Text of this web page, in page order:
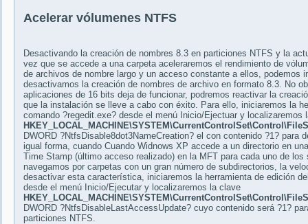
Acelerar vólumenes NTFS
Desactivando la creación de nombres 8.3 en particiones NTFS y la
vez que se accede a una carpeta aceleraremos el rendimiento de
de archivos de nombre largo y un acceso constante a ellos, podemos
desactivamos la creación de nombres de archivo en formato 8.3. No
aplicaciones de 16 bits deja de funcionar, podremos reactivar la
que la instalación se lleve a cabo con éxito. Para ello, iniciaremos la
comando ?regedit.exe? desde el menú Inicio/Ejectuar y localizaremos
DWORD ?NtfsDisable8dot3NameCreation? el con contenido ?1?
igual forma, cuando Cuando Widnows XP accede a un directorio en
Time Stamp (último acceso realizado) en la MFT para cada uno de
navegamos por carpetas con un gran número de subdirectorios, la
desactivar esta característica, iniciaremos la herramienta de edición
desde el menú Inicio/Ejecutar y localizaremos la clave
DWORD ?NtfsDisableLastAccessUpdate? cuyo contenido será ?1?
particiones NTFS.